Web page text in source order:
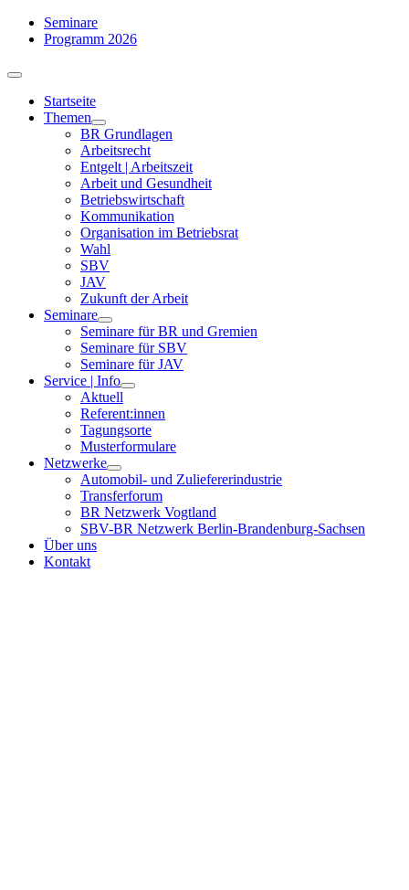
Zum
Inhalt
Seminare
Programm 2026
Toggle
NavigationStartseite
Themen
BR Grundlagen
Arbeits­recht
Entgelt | Arbeitszeit
Arbeit und Gesundheit
Betriebswirtschaft
Kommuni­kation
Organisation im Betriebsrat
Wahl
SBV
JAV
Zukunft der Arbeit
Seminare
Seminare für BR und Gremien
Seminare für SBV
Seminare für JAV
Service | Info
Aktuell
Referent:innen
Tagungsorte
Musterformulare
Netzwerke
Automobil- und Zuliefererindustrie
Transferforum
BR Netzwerk Vogtland
SBV-BR Netzwerk Berlin-Brandenburg-Sachsen
Über uns
Kontakt